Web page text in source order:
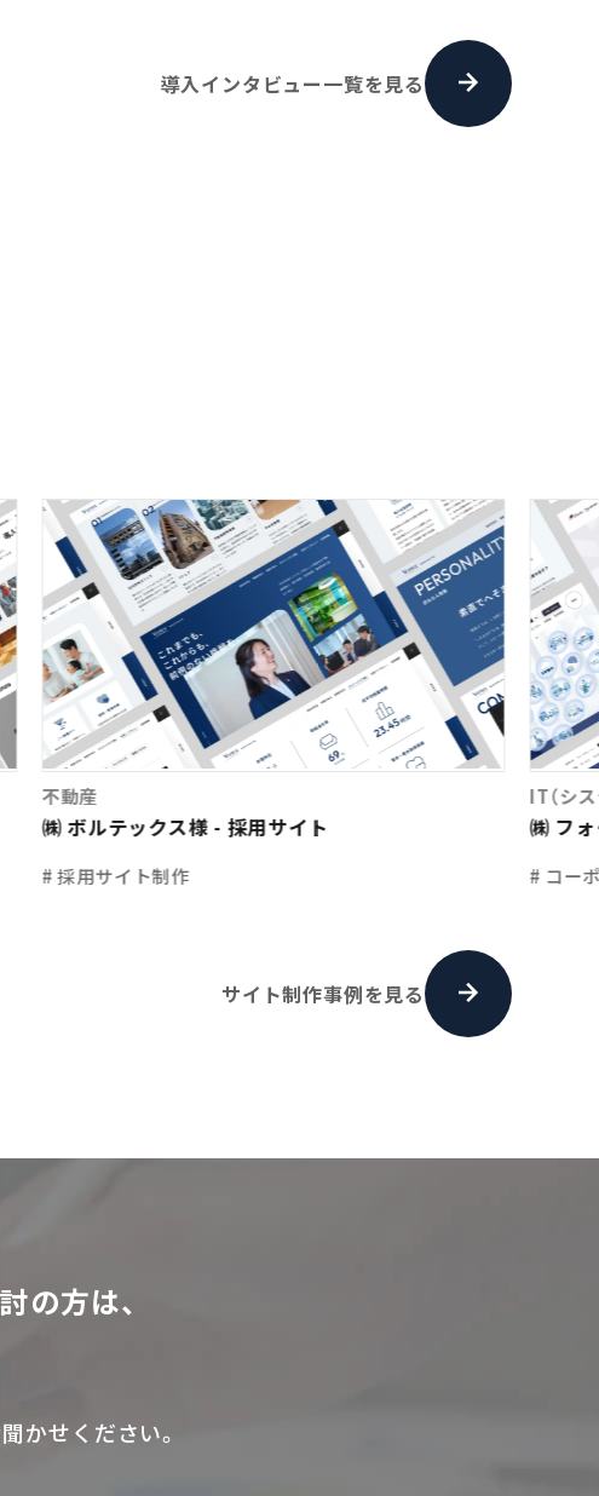
導入インタビュー一覧を見る
不動産
㈱ ボルテックス様 - 採用サイト
# 採用サイト制作
IT（シ
㈱ フ
# コー
サイト制作事例を見る
の方は、
かせください。